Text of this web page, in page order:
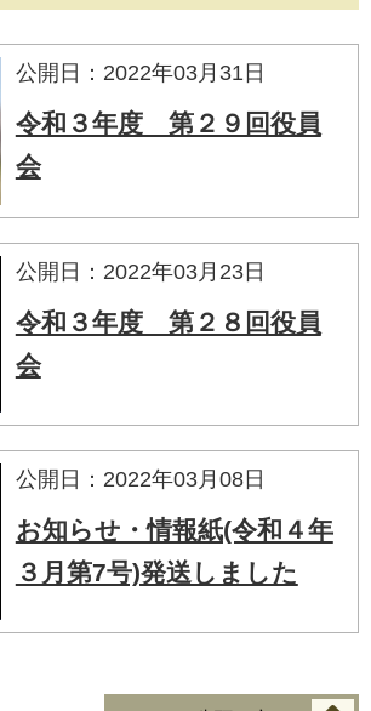
公開日：2022年03月31日
令和３年度 第２９回役員
会
公開日：2022年03月23日
令和３年度 第２８回役員
会
公開日：2022年03月08日
お知らせ・情報紙(令和４年
３月第7号)発送しました